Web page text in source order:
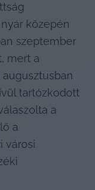
közepén
szeptember
mert a
augusztusban
tartózkodott
a
a
városi